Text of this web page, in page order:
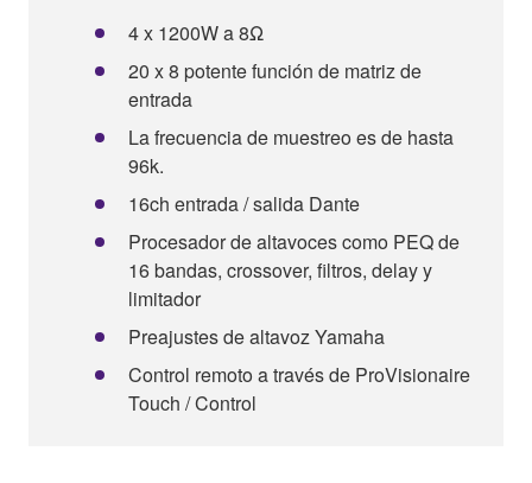
4 x 1200W a 8Ω
20 x 8 potente función de matriz de
entrada
La frecuencia de muestreo es de hasta
96k.
16ch entrada / salida Dante
Procesador de altavoces como PEQ de
16 bandas, crossover, filtros, delay y
limitador
Preajustes de altavoz Yamaha
Control remoto a través de ProVisionaire
Touch / Control